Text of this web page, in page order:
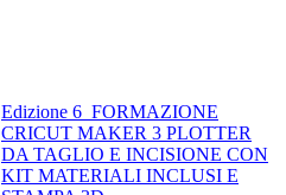
Edizione 6_FORMAZIONE
CRICUT MAKER 3 PLOTTER
DA TAGLIO E INCISIONE CON
KIT MATERIALI INCLUSI E